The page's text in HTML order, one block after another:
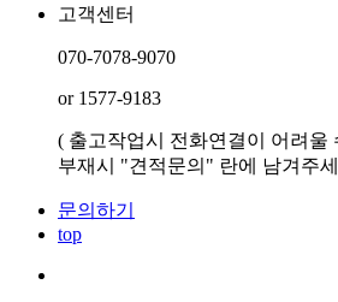
고객센터
070-7078-9070
or 1577-9183
( 출고작업시 전화연결이 어려울
부재시 "견적문의" 란에 남겨주
문의하기
top